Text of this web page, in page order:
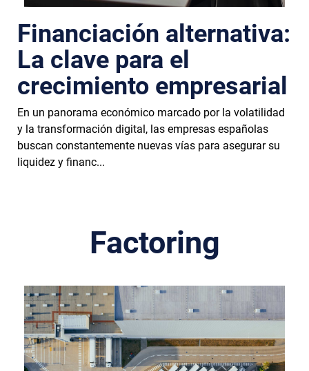
Financiación alternativa:
La clave para el
crecimiento empresarial
En un panorama económico marcado por la volatilidad
y la transformación digital, las empresas españolas
buscan constantemente nuevas vías para asegurar su
liquidez y financ...
Factoring